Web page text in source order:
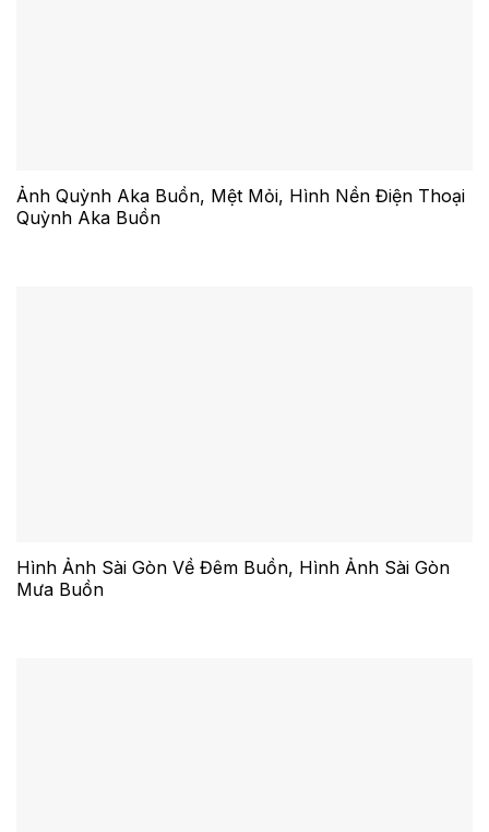
Ảnh Quỳnh Aka Buồn, Mệt Mỏi, Hình Nền Điện Thoại
Quỳnh Aka Buồn
Hình Ảnh Sài Gòn Về Đêm Buồn, Hình Ảnh Sài Gòn
Mưa Buồn